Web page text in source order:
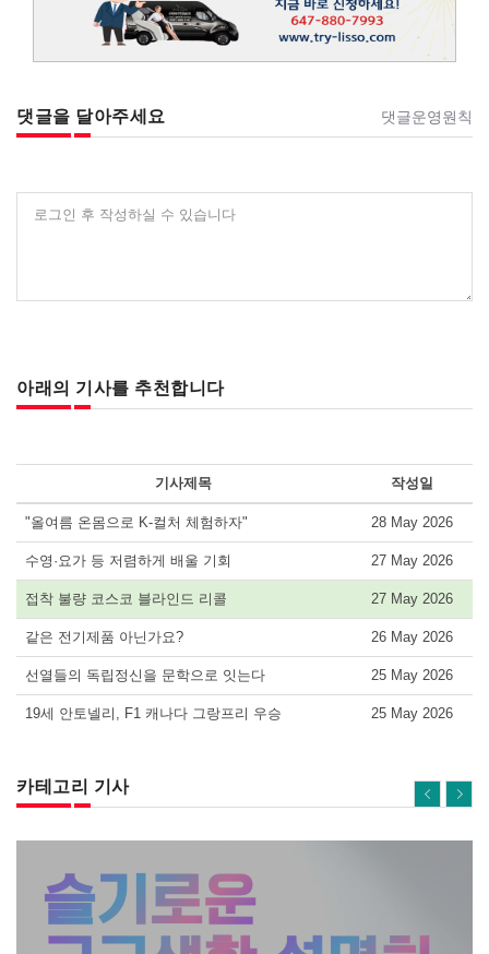
댓글을 달아주세요 댓글운영원칙
로그인 후 작성하실 수 있습니다
아래의 기사를 추천합니다
기사제목 작성일
"올여름 온몸으로 K-컬처 체험하자" 28 May 2026
수영·요가 등 저렴하게 배울 기회 27 May 2026
접착 불량 코스코 블라인드 리콜 27 May 2026
같은 전기제품 아닌가요? 26 May 2026
선열들의 독립정신을 문학으로 잇는다 25 May 2026
19세 안토넬리, F1 캐나다 그랑프리 우승 25 May 2026
카테고리 기사